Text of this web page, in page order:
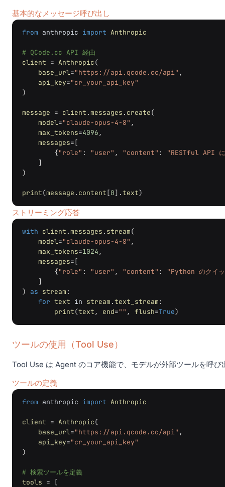
基本的なメッセージ呼び出し
from anthropic import Anthropic
# QCode.cc API 経由
client = Anthropic(
base_url="https://api.qcode.cc/api" ,
api_key="cr_your_api_key"
)
message = client .messages . create(
model="claude-opus-4-8" ,
max_tokens=4096,
messages= [
{"role" : "user" , "content" :
"RESTful API に
]
)
print(message . content [0] .text)
ストリーミング応答
with client .messages . stream(
model="claude-opus-4-8" ,
max_tokens=1024,
messages= [
{"role" : "user" , "content" :
"Python のクイッ
]
)
as stream :
for text in stream .text_stream :
print(text, end="" , flush=True)
ツールの使用（Tool Use）
Tool Use は Agent のコア機能で、モデルが外部ツールを呼び
ツールの定義
from anthropic import Anthropic
client = Anthropic(
base_url="https://api.qcode.cc/api" ,
api_key="cr_your_api_key"
)
# 検索ツールを定義
tools =
[